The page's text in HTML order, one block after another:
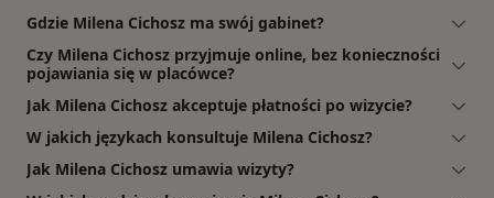
Gdzie Milena Cichosz ma swój gabinet?
Czy Milena Cichosz przyjmuje online, bez konieczności
pojawiania się w placówce?
Jak Milena Cichosz akceptuje płatności po wizycie?
W jakich językach konsultuje Milena Cichosz?
Jak Milena Cichosz umawia wizyty?